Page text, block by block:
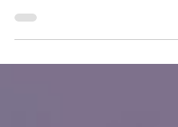
La picanha: tutto quello che c’è da